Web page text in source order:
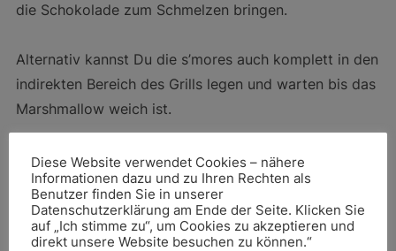
die Schokolade zum Schmelzen bringen.
Alternativ kannst Du die s’mores auch komplett in den
indirekten Bereich des Grills legen und warten bis das
Marshmallow weich ist.
So baust Du sie zusammen
Diese Website verwendet Cookies – nähere
Informationen dazu und zu Ihren Rechten als
Benutzer finden Sie in unserer
Datenschutzerklärung am Ende der Seite. Klicken Sie
auf „Ich stimme zu“, um Cookies zu akzeptieren und
direkt unsere Website besuchen zu können.“